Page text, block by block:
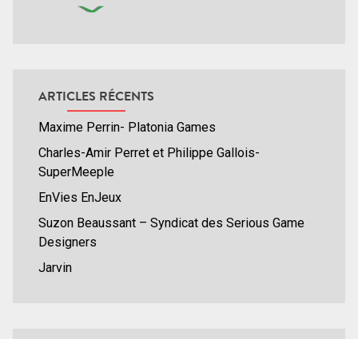
ARTICLES RÉCENTS
Maxime Perrin- Platonia Games
Charles-Amir Perret et Philippe Gallois-
SuperMeeple
EnVies EnJeux
Suzon Beaussant – Syndicat des Serious Game
Designers
Jarvin